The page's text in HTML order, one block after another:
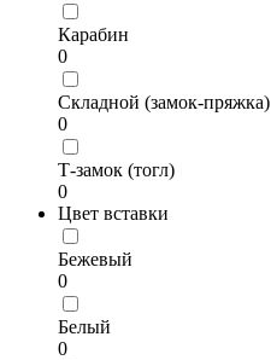
Карабин
0
Складной (замок-пряжка)
0
Т-замок (тогл)
0
Цвет вставки
Бежевый
0
Белый
0